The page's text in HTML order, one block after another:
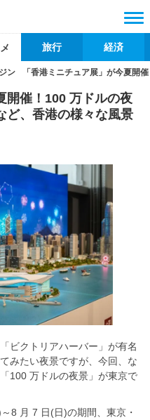
旅行 経済
ン 「香港ミニチュア展」が今夏開
開催！100 万ドルの夜
ど、香港の様々な風景
ビクトリアハーバー」が有名
みたい夜景ですが、今回、な
100 万ドルの夜景」が東京で
8 月 7 日(日)の期間、東京・